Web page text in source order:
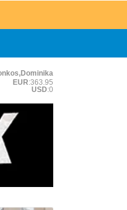
EUR:363.95
USD:0